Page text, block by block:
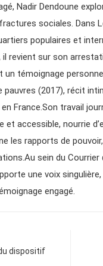
Nadir Dendoune
sociales. Dans
populaires et
il revient sur son
un témoignage
pauvres (2017), récit
en France.Son travail
et accessible, nourrie
les rapports de
sein du Courrier
une voix
engagé.
dispositif